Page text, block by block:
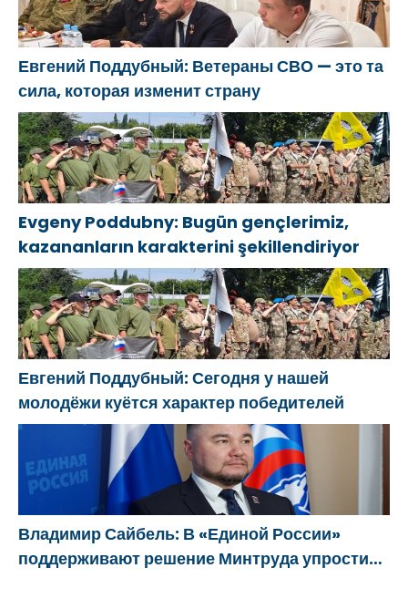
Евгений Поддубный: Ветераны СВО — это та
сила, которая изменит страну
Evgeny Poddubny: Bugün gençlerimiz,
kazananların karakterini şekillendiriyor
Евгений Поддубный: Сегодня у нашей
молодёжи куётся характер победителей
Владимир Сайбель: В «Единой России»
поддерживают решение Минтруда упростить